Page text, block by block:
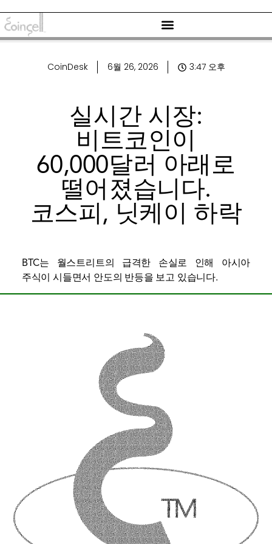
CoinDesk 6월 26, 2026 3:47 오후
실시간 시장:
비트코인이
60,000달러 아래로
떨어졌습니다.
코스피, 닛케이 하락
BTC는 월스트리트의 급격한 손실로 인해 아시아
주식이 시들면서 안도의 반등을 보고 있습니다.